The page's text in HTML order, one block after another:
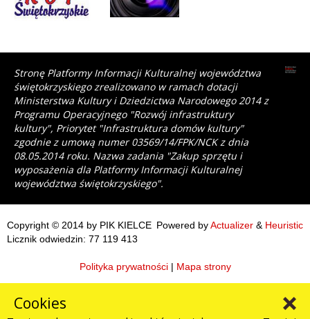
Stronę Platformy Informacji Kulturalnej województwa
świętokrzyskiego zrealizowano w ramach dotacji
Ministerstwa Kultury i Dziedzictwa Narodowego 2014 z
Programu Operacyjnego "Rozwój infrastruktury
kultury", Priorytet "Infrastruktura domów kultury"
zgodnie z umową numer 03569/14/FPK/NCK z dnia
08.05.2014 roku. Nazwa zadania "Zakup sprzętu i
wyposażenia dla Platformy Informacji Kulturalnej
województwa świętokrzyskiego".
Powered byActualizer & Heuristic
Copyright © 2014 by PIK KIELCE
Licznik odwiedzin: 77 119 413
Polityka prywatności | Mapa strony
Cookies